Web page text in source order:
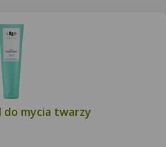
do mycia twarzy